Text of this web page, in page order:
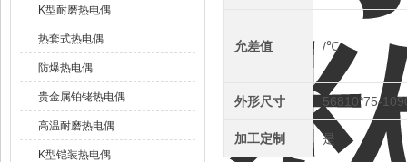
K型耐磨热电偶
热套式热电偶
防爆热电偶
贵金属铂铑热电偶
高温耐磨热电偶
K型铠装热电偶
允差值 /℃
外形尺寸 56810*75-
加工定制 是